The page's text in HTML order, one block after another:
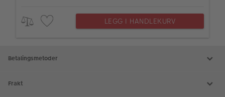
LEGG I HANDLEKURV
Betalingsmetoder
Frakt